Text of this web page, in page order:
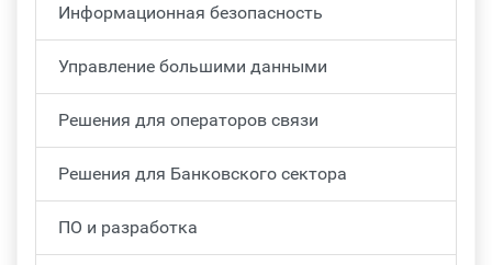
Информационная безопасность
Управление большими данными
Решения для операторов связи
Решения для Банковского сектора
ПО и разработка